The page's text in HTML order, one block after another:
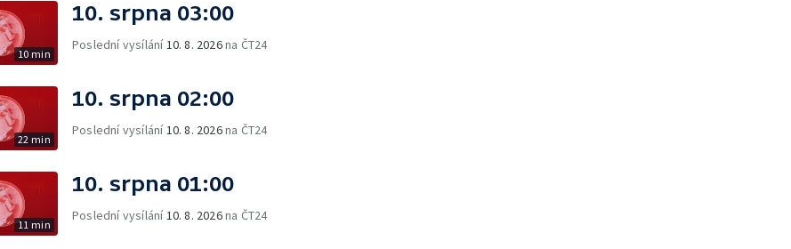
10 min
10. srpna 03:00
Poslední vysílání10. 8. 2026na ČT24
22 min
10. srpna 02:00
Poslední vysílání10. 8. 2026na ČT24
11 min
10. srpna 01:00
Poslední vysílání10. 8. 2026na ČT24